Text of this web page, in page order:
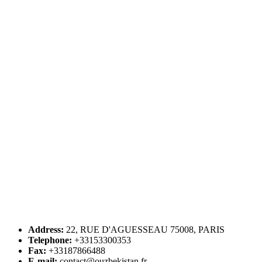
Address: 22, RUE D'AGUESSEAU 75008, PARIS
Telephone: +33153300353
Fax: +33187866488